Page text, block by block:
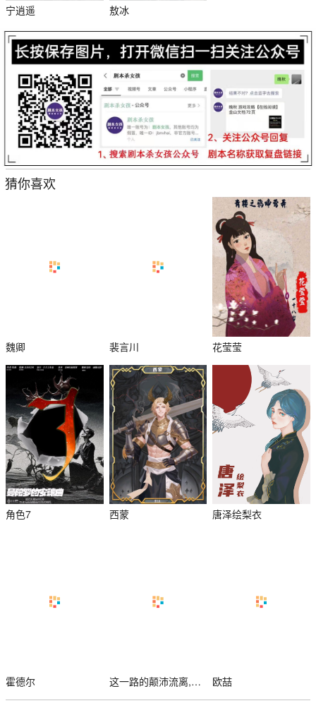
宁逍遥 敖冰
猜你喜欢
魏卿 裴言川 花莹莹
角色7 西蒙 唐泽绘梨衣
霍德尔 这一路的颠沛流离,能否为我点亮回家的方向 欧喆